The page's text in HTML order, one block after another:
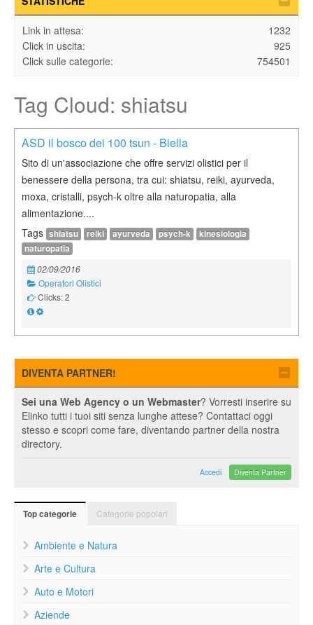
Link in attesa:
1232
Click in uscita:
925
Click sulle categorie:
754501
Tag Cloud: shiatsu
ASD il bosco dei 100 tsun - Biella
Sito di un'associazione che offre servizi olistici per il
benessere della persona, tra cui: shiatsu, reiki, ayurveda,
moxa, cristalli, psych-k oltre alla naturopatia, alla
alimentazione....
Tags shiatsu reiki ayurveda psych-k
kinesiologia
naturopatia
02/09/2016
Operatori Olistici
Clicks: 2
DIVENTA PARTNER!
Sei una Web Agency o un Webmaster? Vorresti inserire su
Elinko tutti i tuoi siti senza lunghe attese? Contattaci oggi
stesso e scopri come fare, diventando partner della nostra
directory.
Accedi Diventa Partner
Top categorie Categorie popolari
Ambiente e Natura
Arte e Cultura
Auto e Motori
Aziende